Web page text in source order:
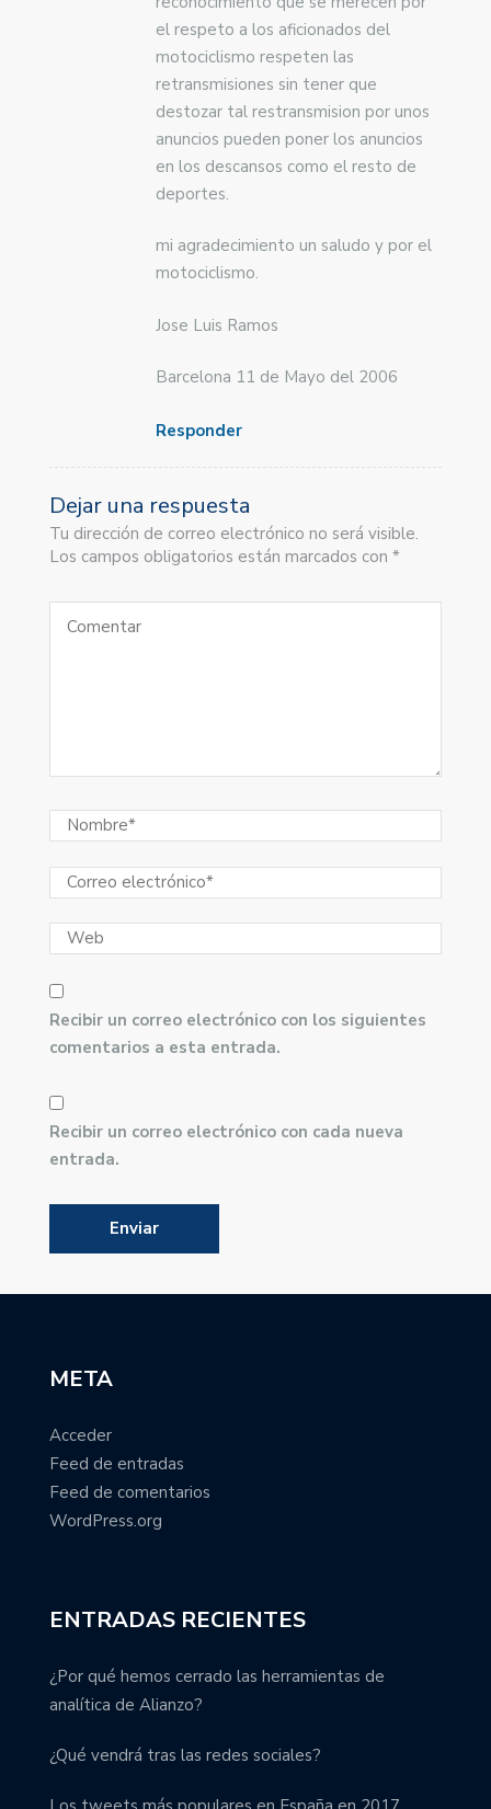
el respeto a los aficionados del
motociclismo respeten las
retransmisiones sin tener que
destozar tal restransmision por unos
anuncios pueden poner los anuncios
en los descansos como el resto de
deportes.
mi agradecimiento un saludo y por el
motociclismo.
Jose Luis Ramos
Barcelona 11 de Mayo del 2006
Responder
Dejar una respuesta
Tu dirección de correo electrónico no será visible.
Los campos obligatorios están marcados con *
Recibir un correo electrónico con los siguientes
comentarios a esta entrada.
Recibir un correo electrónico con cada nueva
entrada.
META
Acceder
Feed de entradas
Feed de comentarios
WordPress.org
ENTRADAS RECIENTES
¿Por qué hemos cerrado las herramientas de
analítica de Alianzo?
¿Qué vendrá tras las redes sociales?